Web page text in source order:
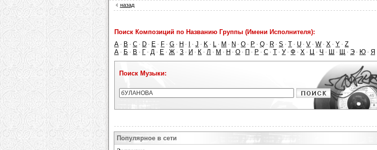
назад
Поиск Композиций по Названию Группы (Имени Исполнителя):
A · B · C · D · E · F · G · H · · J · K · L · M · N · O · P · Q · R · S · T · U · V · W · X · Y · Z
А · Б · В · Г · Д · Е · Ж · З · И · К · Л · М · Н · О · П · Р · С · Т · У · Ф · Х · Ц · Ч · Ш · Щ · Э · Ю · Я
Поиск Музыки:
Популярное в сети